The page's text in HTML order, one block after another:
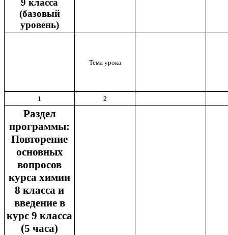
(базовый
уровень)
Тема урока
1 2
Раздел
программы:
Повторение
основных
вопросов
курса химии
8 класса и
введение в
курс 9 класса
(5 часа)